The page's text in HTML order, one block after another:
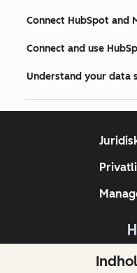
Connect HubSpot and
Connect and use
Understand your data
Copyright